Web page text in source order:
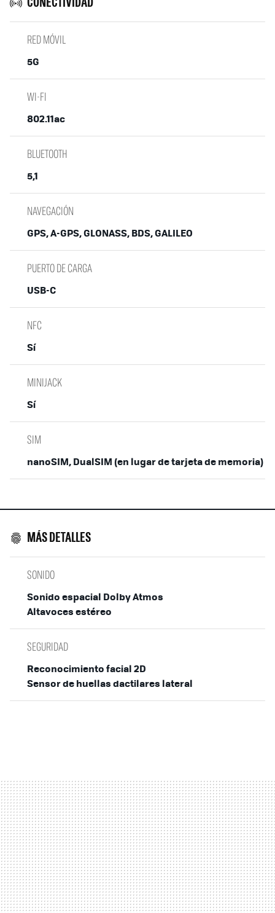
CONECTIVIDAD
RED MÓVIL
5G
WI-FI
802.11ac
BLUETOOTH
5,1
NAVEGACIÓN
GPS, A-GPS, GLONASS, BDS, GALILEO
PUERTO DE CARGA
USB-C
NFC
Sí
MINIJACK
Sí
SIM
nanoSIM, DualSIM (en lugar de tarjeta de memoria)
MÁS DETALLES
SONIDO
Sonido espacial Dolby Atmos
Altavoces estéreo
SEGURIDAD
Reconocimiento facial 2D
Sensor de huellas dactilares lateral